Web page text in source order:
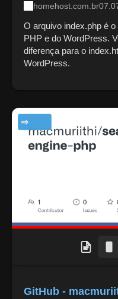
homehost.com.br
O arquivo index.php é
PHP e do WordPress.
diferença para o
WordPress.
TECNOLOGIA
GitHub -